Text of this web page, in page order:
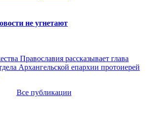
не угнетают
Православия рассказывает глава
Архангельской епархии протоиерей
Все публикации